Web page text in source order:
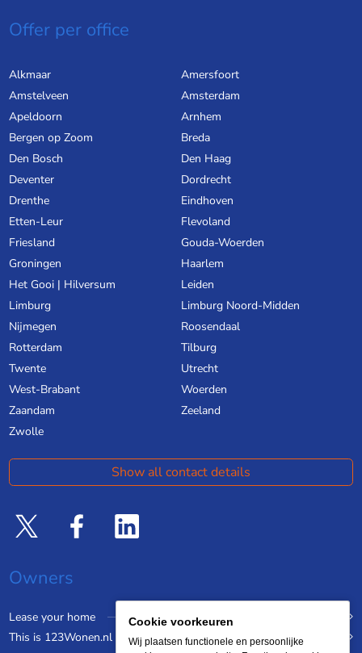
Offer per office
Alkmaar
Amersfoort
Amstelveen
Amsterdam
Apeldoorn
Arnhem
Bergen op Zoom
Breda
Den Bosch
Den Haag
Deventer
Dordrecht
Drenthe
Eindhoven
Etten-Leur
Flevoland
Friesland
Gouda-Woerden
Groningen
Haarlem
Het Gooi | Hilversum
Leiden
Limburg
Limburg Noord-Midden
Nijmegen
Roosendaal
Rotterdam
Tilburg
Twente
Utrecht
West-Brabant
Woerden
Zaandam
Zeeland
Zwolle
Show all contact details
Owners
Lease your home
This is 123Wonen.nl
Cookie voorkeuren
Wij plaatsen functionele en persoonlijke